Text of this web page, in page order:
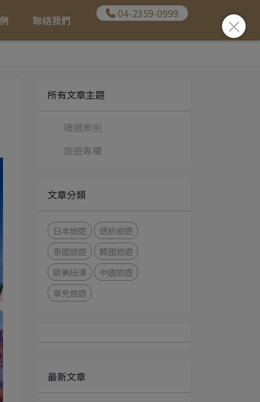
聯絡我們 04-2359-0999
所有文章主題
精選案例
旅遊專欄
文章分類
日本旅遊
透析旅遊
泰國旅遊
韓國旅遊
歐美紐澳
中國旅遊
單充旅遊
最新文章